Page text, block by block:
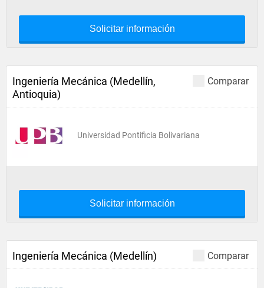
Solicitar información
Comparar
Ingeniería Mecánica (Medellín,
Antioquia)
Universidad Pontificia Bolivariana
Solicitar información
Comparar
Ingeniería Mecánica (Medellín)